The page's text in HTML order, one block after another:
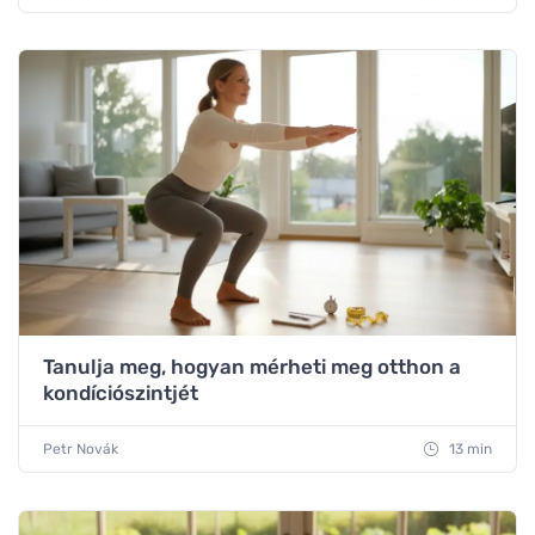
Tanulja meg, hogyan mérheti meg otthon a
kondíciószintjét
Petr Novák 13 min